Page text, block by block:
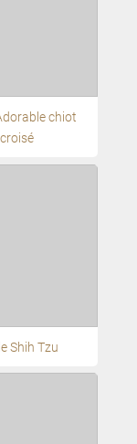
chiot
croisé
Shih Tzu